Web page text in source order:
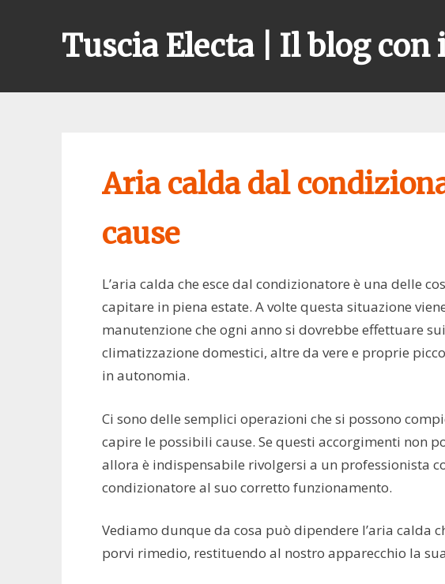
Tuscia Electa | Il blog
Aria calda dal
cause
L’aria calda che esce dal condizionatore è una delle
capitare in piena estate. A volte questa situazione
manutenzione che ogni anno si dovrebbe effettuare
climatizzazione domestici, altre da vere e proprie
in autonomia.
Ci sono delle semplici operazioni che si possono
capire le possibili cause. Se questi accorgimenti non
allora è indispensabile rivolgersi a un professionista
condizionatore al suo corretto funzionamento.
Vediamo dunque da cosa può dipendere l’aria calda
porvi rimedio, restituendo al nostro apparecchio la